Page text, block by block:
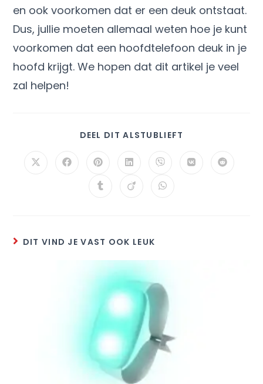
en ook voorkomen dat er een deuk ontstaat.
Dus, jullie moeten allemaal weten hoe je kunt
voorkomen dat een hoofdtelefoon deuk in je
hoofd krijgt. We hopen dat dit artikel je veel
zal helpen!
DEEL DIT ALSTUBLIEFT
DIT VIND JE VAST OOK LEUK